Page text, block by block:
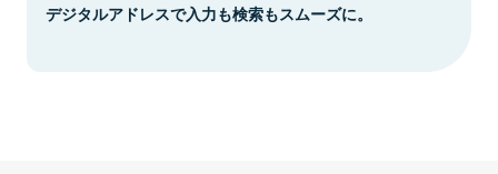
デジタルアドレスで入力も検索もスムーズに。